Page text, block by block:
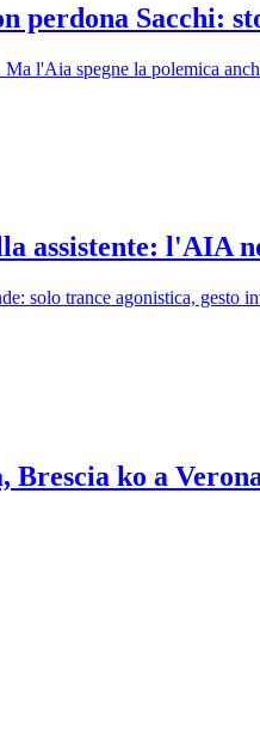
perdona Sacchi:
l'Aia spegne la polemica
assistente: l'AIA
solo trance agonistica, gesto
Brescia ko a